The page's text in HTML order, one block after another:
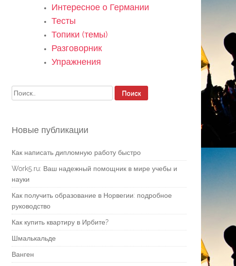
Интересное о Германии
Тесты
Топики (темы)
Разговорник
Упражнения
Найти:
Новые публикации
Как написать дипломную работу быстро
Work5.ru: Ваш надежный помощник в мире учебы и
науки
Как получить образование в Норвегии: подробное
руководство
Как купить квартиру в Ирбите?
Шмалькальде
Ванген